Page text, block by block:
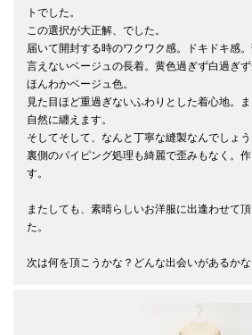
トでした。
この選択が大正解、でした。
届いて開封する時のワクワク感。ドキドキ感
言えないベージュの長着。黄色過ぎず白過ぎ
ほんわかベージュ色。
見た目ほど重過ぎないふわりとした着心地。
自然に纏えます。
そしてそして、なんと丁寧な縫製なんでしょう
裏側のパイピング処理も綺麗で歪みもなく。
す。
またしても、素晴らしいお洋服に出逢わせて
た。
次は何を頂こうかな？どんな出会いがあるかな